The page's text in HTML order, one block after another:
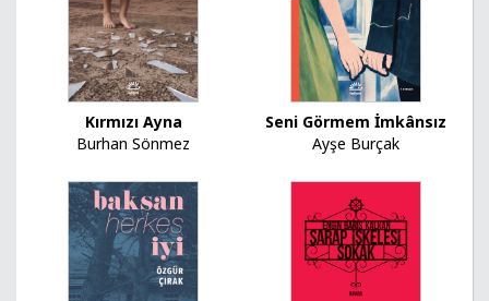
Kırmızı Ayna
Burhan Sönmez
Seni Görmem İmkânsız
Ayşe Burçak